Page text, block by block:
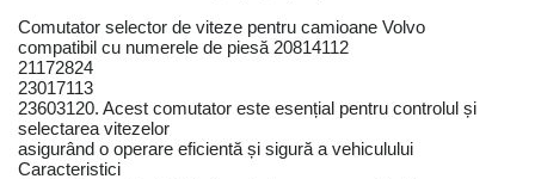
Comutator selector de viteze pentru camioane Volvo
compatibil cu numerele de piesă 20814112
21172824
23017113
23603120. Acest comutator este esențial pentru controlul și
selectarea vitezelor
asigurând o operare eficientă și sigură a vehiculului
Caracteristici